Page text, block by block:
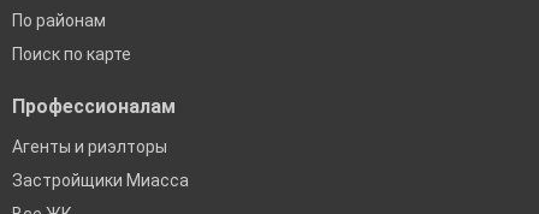
По районам
Поиск по карте
Профессионалам
Агенты и риэлторы
Застройщики Миасса